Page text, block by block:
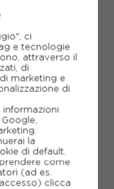
NOI
ci
e tecnologie
attraverso il
di
marketing e
di
la
di default.
come
(ad es.
clicca